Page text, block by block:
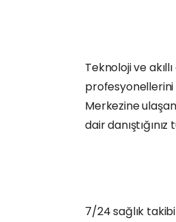
Teknoloji ve
profesyonellerini
Merkezine
dair
7/24 sağlık